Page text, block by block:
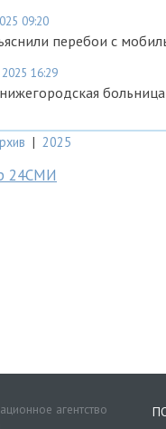
09:20
перебои с
16:29
| 2025
24СМИ
агентство